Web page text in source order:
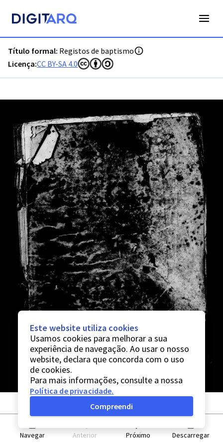
Título formal: Registos de baptismo
Licença:CC BY-SA 4.0
Navegar Anterior Próximo Descarregar
Este website utiliza cookies
Usamos cookies para melhorar a sua
experiência de navegação. Ao usar o nosso
website, declara que concorda com o uso
de cookies.
Para mais informações, consulte a nossa
Política de privacidade.
Compreendi